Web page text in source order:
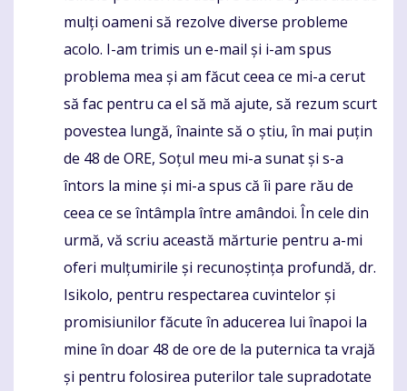
mulți oameni să rezolve diverse probleme
acolo. I-am trimis un e-mail și i-am spus
problema mea și am făcut ceea ce mi-a cerut
să fac pentru ca el să mă ajute, să rezum scurt
povestea lungă, înainte să o știu, în mai puțin
de 48 de ORE, Soțul meu mi-a sunat și s-a
întors la mine și mi-a spus că îi pare rău de
ceea ce se întâmpla între amândoi. În cele din
urmă, vă scriu această mărturie pentru a-mi
oferi mulțumirile și recunoștința profundă, dr.
Isikolo, pentru respectarea cuvintelor și
promisiunilor făcute în aducerea lui înapoi la
mine în doar 48 de ore de la puternica ta vrajă
și pentru folosirea puterilor tale supradotate